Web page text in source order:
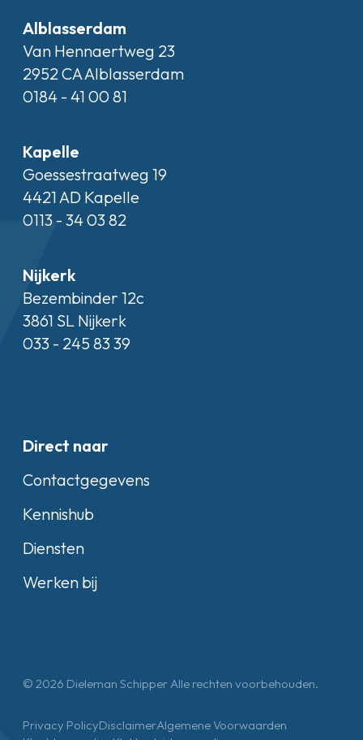
Alblasserdam
Van Hennaertweg 23
2952 CA Alblasserdam
0184 - 41 00 81
Kapelle
Goessestraatweg 19
4421 AD Kapelle
0113 - 34 03 82
Nijkerk
Bezembinder 12c
3861 SL Nijkerk
033 - 245 83 39
Direct naar
Contactgegevens
Kennishub
Diensten
Werken bij
© 2026 Dieleman Schipper Alle rechten voorbehouden.
Privacy PolicyDisclaimerAlgemene Voorwaarden